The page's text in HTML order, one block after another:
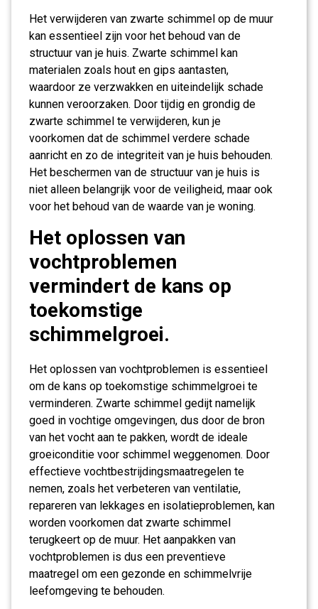
Het verwijderen van zwarte schimmel op de muur
kan essentieel zijn voor het behoud van de
structuur van je huis. Zwarte schimmel kan
materialen zoals hout en gips aantasten,
waardoor ze verzwakken en uiteindelijk schade
kunnen veroorzaken. Door tijdig en grondig de
zwarte schimmel te verwijderen, kun je
voorkomen dat de schimmel verdere schade
aanricht en zo de integriteit van je huis behouden.
Het beschermen van de structuur van je huis is
niet alleen belangrijk voor de veiligheid, maar ook
voor het behoud van de waarde van je woning.
Het oplossen van
vochtproblemen
vermindert de kans op
toekomstige
schimmelgroei.
Het oplossen van vochtproblemen is essentieel
om de kans op toekomstige schimmelgroei te
verminderen. Zwarte schimmel gedijt namelijk
goed in vochtige omgevingen, dus door de bron
van het vocht aan te pakken, wordt de ideale
groeiconditie voor schimmel weggenomen. Door
effectieve vochtbestrijdingsmaatregelen te
nemen, zoals het verbeteren van ventilatie,
repareren van lekkages en isolatieproblemen, kan
worden voorkomen dat zwarte schimmel
terugkeert op de muur. Het aanpakken van
vochtproblemen is dus een preventieve
maatregel om een gezonde en schimmelvrije
leefomgeving te behouden.